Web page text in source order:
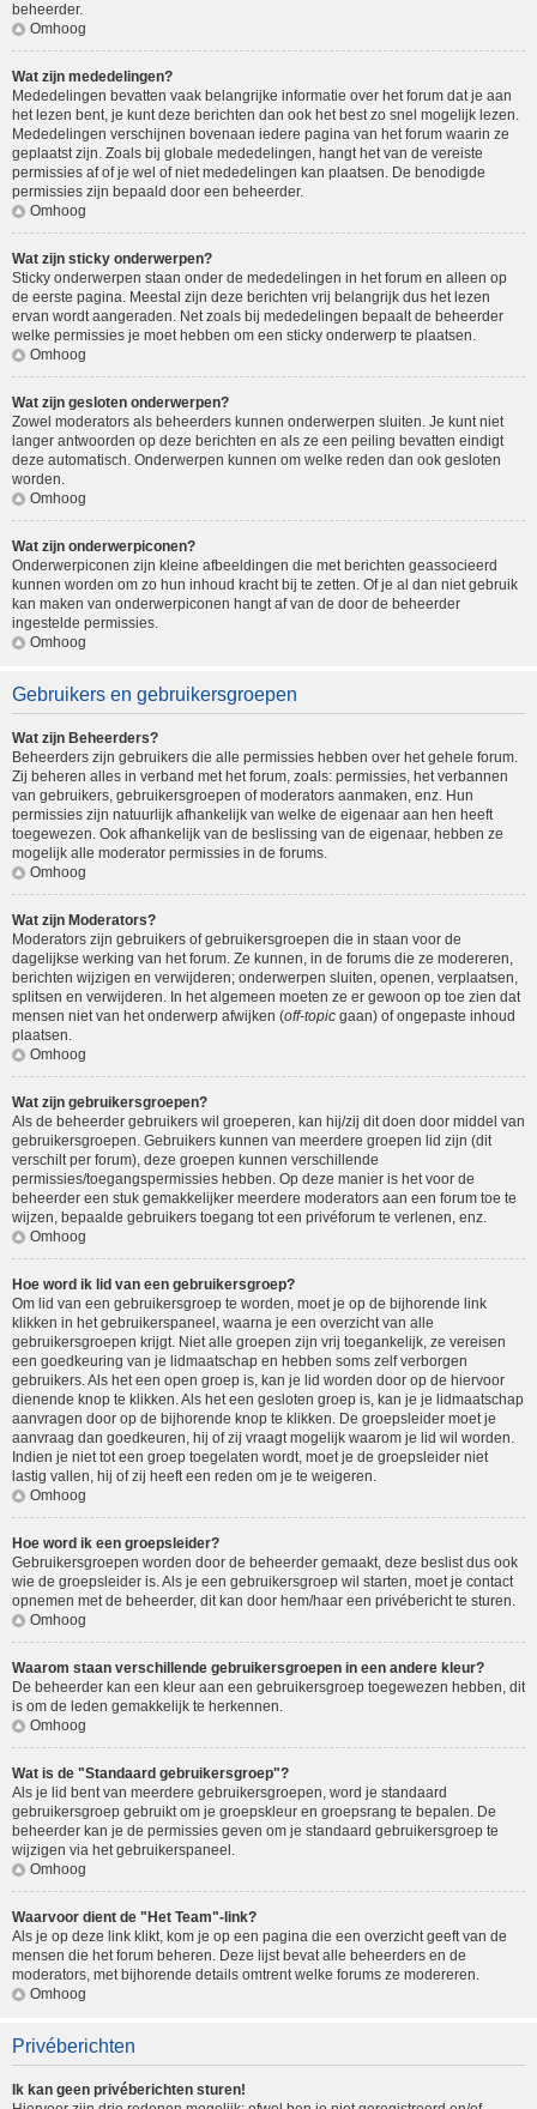
beheerder.
Omhoog
Wat zijn mededelingen?
Mededelingen bevatten vaak belangrijke informatie over het forum dat je aan
het lezen bent, je kunt deze berichten dan ook het best zo snel mogelijk lezen.
Mededelingen verschijnen bovenaan iedere pagina van het forum waarin ze
geplaatst zijn. Zoals bij globale mededelingen, hangt het van de vereiste
permissies af of je wel of niet mededelingen kan plaatsen. De benodigde
permissies zijn bepaald door een beheerder.
Omhoog
Wat zijn sticky onderwerpen?
Sticky onderwerpen staan onder de mededelingen in het forum en alleen op
de eerste pagina. Meestal zijn deze berichten vrij belangrijk dus het lezen
ervan wordt aangeraden. Net zoals bij mededelingen bepaalt de beheerder
welke permissies je moet hebben om een sticky onderwerp te plaatsen.
Omhoog
Wat zijn gesloten onderwerpen?
Zowel moderators als beheerders kunnen onderwerpen sluiten. Je kunt niet
langer antwoorden op deze berichten en als ze een peiling bevatten eindigt
deze automatisch. Onderwerpen kunnen om welke reden dan ook gesloten
worden.
Omhoog
Wat zijn onderwerpiconen?
Onderwerpiconen zijn kleine afbeeldingen die met berichten geassocieerd
kunnen worden om zo hun inhoud kracht bij te zetten. Of je al dan niet gebruik
kan maken van onderwerpiconen hangt af van de door de beheerder
ingestelde permissies.
Omhoog
Gebruikers en gebruikersgroepen
Wat zijn Beheerders?
Beheerders zijn gebruikers die alle permissies hebben over het gehele forum.
Zij beheren alles in verband met het forum, zoals: permissies, het verbannen
van gebruikers, gebruikersgroepen of moderators aanmaken, enz. Hun
permissies zijn natuurlijk afhankelijk van welke de eigenaar aan hen heeft
toegewezen. Ook afhankelijk van de beslissing van de eigenaar, hebben ze
mogelijk alle moderator permissies in de forums.
Omhoog
Wat zijn Moderators?
Moderators zijn gebruikers of gebruikersgroepen die in staan voor de
dagelijkse werking van het forum. Ze kunnen, in de forums die ze modereren,
berichten wijzigen en verwijderen; onderwerpen sluiten, openen, verplaatsen,
splitsen en verwijderen. In het algemeen moeten ze er gewoon op toe zien dat
mensen niet van het onderwerp afwijken (off-topic gaan) of ongepaste inhoud
plaatsen.
Omhoog
Wat zijn gebruikersgroepen?
Als de beheerder gebruikers wil groeperen, kan hij/zij dit doen door middel van
gebruikersgroepen. Gebruikers kunnen van meerdere groepen lid zijn (dit
verschilt per forum), deze groepen kunnen verschillende
permissies/toegangspermissies hebben. Op deze manier is het voor de
beheerder een stuk gemakkelijker meerdere moderators aan een forum toe te
wijzen, bepaalde gebruikers toegang tot een privéforum te verlenen, enz.
Omhoog
Hoe word ik lid van een gebruikersgroep?
Om lid van een gebruikersgroep te worden, moet je op de bijhorende link
klikken in het gebruikerspaneel, waarna je een overzicht van alle
gebruikersgroepen krijgt. Niet alle groepen zijn vrij toegankelijk, ze vereisen
een goedkeuring van je lidmaatschap en hebben soms zelf verborgen
gebruikers. Als het een open groep is, kan je lid worden door op de hiervoor
dienende knop te klikken. Als het een gesloten groep is, kan je je lidmaatschap
aanvragen door op de bijhorende knop te klikken. De groepsleider moet je
aanvraag dan goedkeuren, hij of zij vraagt mogelijk waarom je lid wil worden.
Indien je niet tot een groep toegelaten wordt, moet je de groepsleider niet
lastig vallen, hij of zij heeft een reden om je te weigeren.
Omhoog
Hoe word ik een groepsleider?
Gebruikersgroepen worden door de beheerder gemaakt, deze beslist dus ook
wie de groepsleider is. Als je een gebruikersgroep wil starten, moet je contact
opnemen met de beheerder, dit kan door hem/haar een privébericht te sturen.
Omhoog
Waarom staan verschillende gebruikersgroepen in een andere kleur?
De beheerder kan een kleur aan een gebruikersgroep toegewezen hebben, dit
is om de leden gemakkelijk te herkennen.
Omhoog
Wat is de "Standaard gebruikersgroep"?
Als je lid bent van meerdere gebruikersgroepen, word je standaard
gebruikersgroep gebruikt om je groepskleur en groepsrang te bepalen. De
beheerder kan je de permissies geven om je standaard gebruikersgroep te
wijzigen via het gebruikerspaneel.
Omhoog
Waarvoor dient de "Het Team"-link?
Als je op deze link klikt, kom je op een pagina die een overzicht geeft van de
mensen die het forum beheren. Deze lijst bevat alle beheerders en de
moderators, met bijhorende details omtrent welke forums ze modereren.
Omhoog
Privéberichten
Ik kan geen privéberichten sturen!